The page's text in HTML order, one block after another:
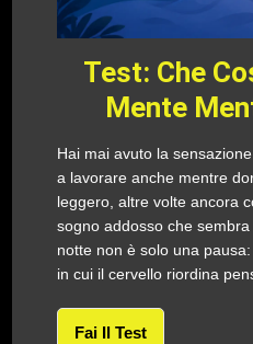
Test: Che
Mente
Hai mai avuto la
a lavorare anche mentre
leggero, altre volte ancora
sogno addosso che
notte non è solo una
in cui il cervello riordina
Fai Il Test